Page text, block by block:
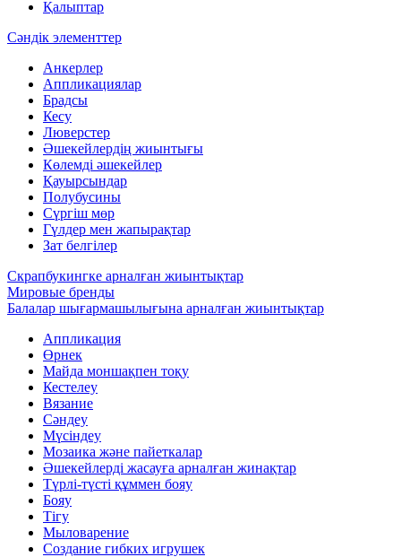
Қалыптар
Сәндік элементтер
Анкерлер
Аппликациялар
Брадсы
Кесу
Люверстер
Әшекейлердің жиынтығы
Көлемді әшекейлер
Қауырсындар
Полубусины
Сүргіш мөр
Гүлдер мен жапырақтар
Зат белгілер
Скрапбукингке арналған жиынтықтар
Мировые бренды
Балалар шығармашылығына арналған жиынтықтар
Аппликация
Өрнек
Майда моншақпен тоқу
Кестелеу
Вязание
Сәндеу
Мүсіндеу
Мозаика және пайеткалар
Әшекейлерді жасауға арналған жинақтар
Түрлі-түсті құммен бояу
Бояу
Тігу
Мыловарение
Создание гибких игрушек